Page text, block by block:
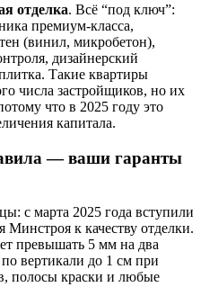
отделка. Всё “под ключ”:
премиум-класса,
(винил, микробетон),
дизайнерский
Такие квартиры
числа застройщиков, но их
что в 2025 году это
капитала.
— ваши гаранты
с марта 2025 года вступили
к качеству отделки.
превышать 5 мм на два
вертикали до 1 см при
полосы краски и любые